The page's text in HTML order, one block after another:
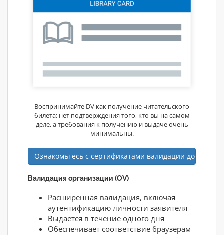
Воспринимайте DV как получение читательского
билета: нет подтверждения того, кто вы на самом
деле, а требования к получению и выдаче очень
минимальны.
Ознакомьтесь с сертификатами валидации доменов
Валидация организации (OV)
Расширенная валидация, включая
аутентификацию личности заявителя
Выдается в течение одного дня
Обеспечивает соответствие браузерам